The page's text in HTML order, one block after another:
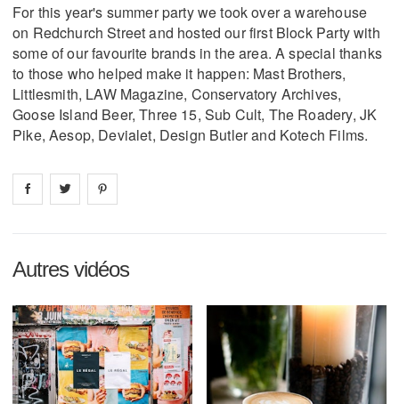
For this year's summer party we took over a warehouse
on Redchurch Street and hosted our first Block Party with
some of our favourite brands in the area. A special thanks
to those who helped make it happen: Mast Brothers,
Littlesmith, LAW Magazine, Conservatory Archives,
Goose Island Beer, Three 15, Sub Cult, The Roadery, JK
Pike, Aesop, Devialet, Design Butler and Kotech Films.
Share on facebook
Share on
Autres vidéos